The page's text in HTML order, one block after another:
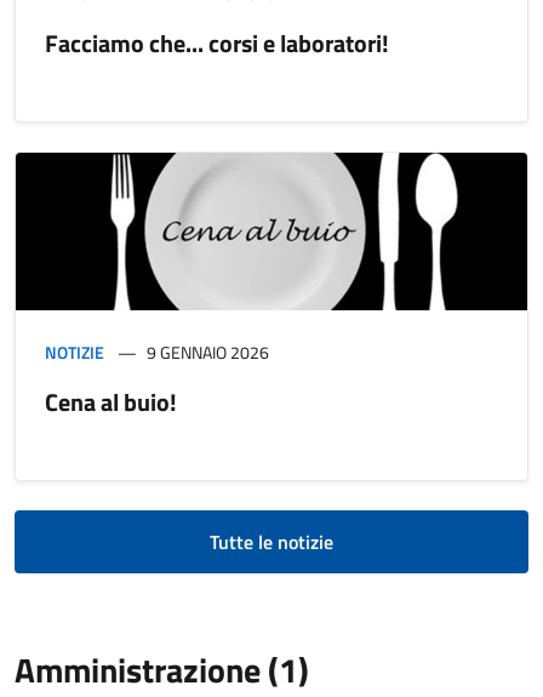
Facciamo che... corsi e laboratori!
NOTIZIE 9 GENNAIO 2026
Cena al buio!
Tutte le notizie
Amministrazione (1)